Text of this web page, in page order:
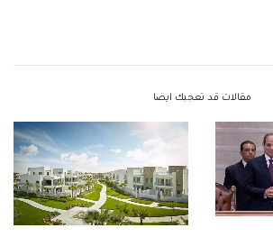
مقالات قد تعجبك ايضا